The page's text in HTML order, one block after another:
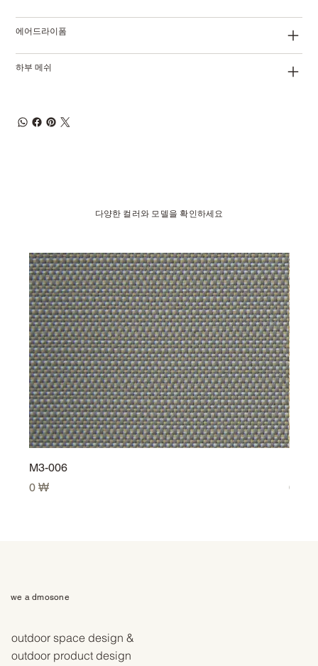
에어드라이폼
하부 메쉬
다양한 컬러와 모델을 확인하세요
M3-006
Prix
0 ₩
Prix
0 ₩
we a dmosone
outdoor space design &
outdoor product design